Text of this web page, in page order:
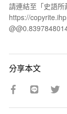
請連結至「史語所
https://
分享本文